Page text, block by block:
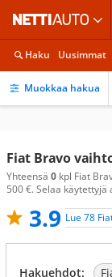
Haku Uusimmat
Muokkaa hakua
Fiat Bravo
Yhteensä 0 kpl Fiat
500 €. Selaa
3.9 Lue 78
Hakuehdot: